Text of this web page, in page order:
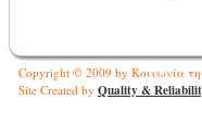
Copyright © 2009 by Κοινωνία
Site Created by Quality &